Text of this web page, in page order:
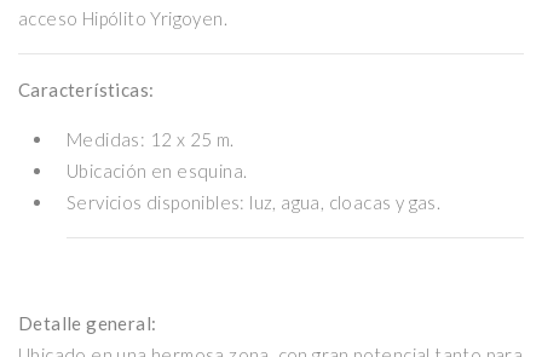
acceso Hipólito Yrigoyen.
Características:
Medidas: 12 x 25 m.
Ubicación en esquina.
Servicios disponibles: luz, agua, cloacas y gas.
Detalle general: